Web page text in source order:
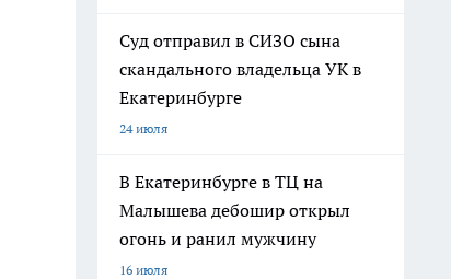
Суд отправил в СИЗО сына
скандального владельца УК в
Екатеринбурге
24 июля
В Екатеринбурге в ТЦ на
Малышева дебошир открыл
огонь и ранил мужчину
16 июля